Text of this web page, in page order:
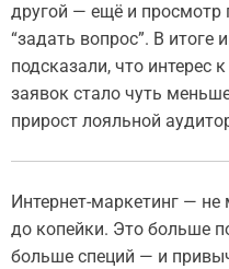
другой — ещё и просмотр
“задать вопрос”. В
подсказали, что интерес
заявок стало чуть
прирост лояльной
Интернет-маркетинг — не
до копейки. Это больше
больше специй — и